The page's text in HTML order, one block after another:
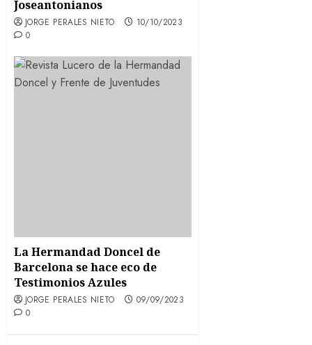
Joseantonianos
JORGE PERALES NIETO
10/10/2023
0
La Hermandad Doncel de
Barcelona se hace eco de
Testimonios Azules
JORGE PERALES NIETO
09/09/2023
0